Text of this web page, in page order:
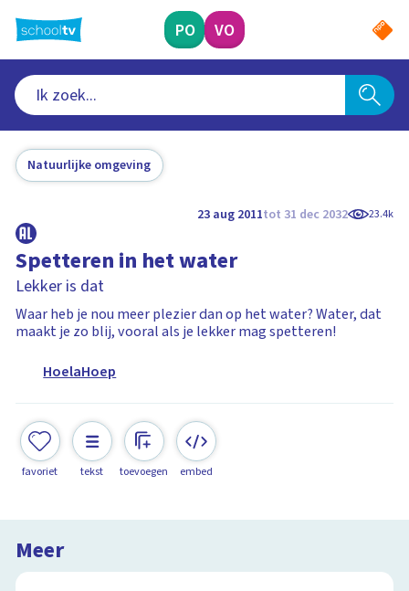
naar
hoofdinhoud
PO VO
Natuurlijke omgeving
23 aug 2011tot 31 dec 2032 23.4k
Spetteren in het water
Lekker is dat
Waar heb je nou meer plezier dan op het water? Water, dat
maakt je zo blij, vooral als je lekker mag spetteren!
HoelaHoep
favoriet tekst toevoegen embed
Meer